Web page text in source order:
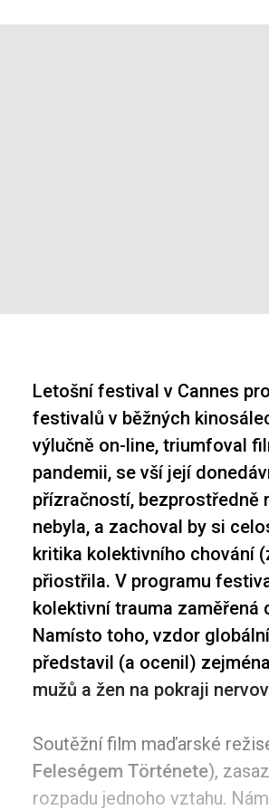
Letošní festival v Cannes
festivalů v běžných
výlučně on-line, triumfoval
pandemii, se vší její
přízračností, bezprostředně
nebyla, a zachoval by si
kritika kolektivního chování
přiostřila. V programu
kolektivní trauma
Namísto toho, vzdor
představil (a ocenil)
mužů a žen na pokraji
Soutěžní film maďarské
Feleségem Története),
rozpadu jednoho vztahu.